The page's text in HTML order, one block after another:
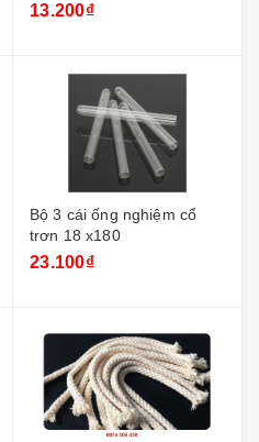
13.200₫
Bộ 3 cái ống nghiệm cổ
trơn 18 x180
23.100₫